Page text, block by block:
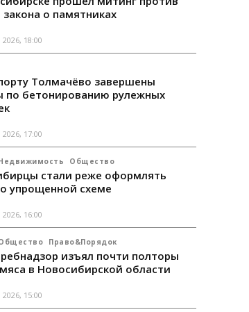
закона о памятниках
2026, 18:00
Толмачёво завершены
по бетонированию рулежных
2026, 17:00
Общество
стали реже оформлять
упрощенной схеме
2026, 16:00
Право&Порядок
изъял почти полторы
в Новосибирской области
2026, 15:00